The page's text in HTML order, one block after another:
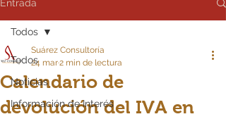
Entrada
Todos
Noticias
Información de Interés
Todos
Calendario de
devolución del IVA en
Suárez Consultoría
24 mar2 min de lectura